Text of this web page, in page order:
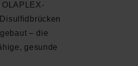
– die
gesunde